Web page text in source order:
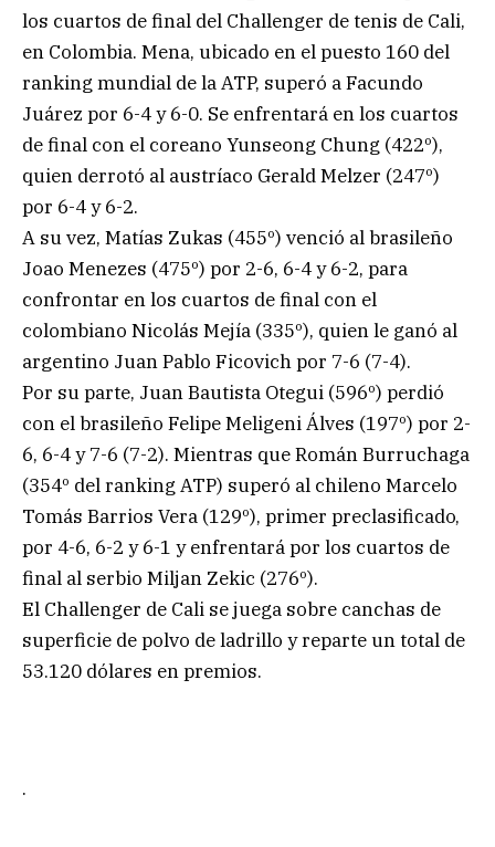
los cuartos de final del Challenger de tenis de Cali,
en Colombia. Mena, ubicado en el puesto 160 del
ranking mundial de la ATP, superó a Facundo
Juárez por 6-4 y 6-0. Se enfrentará en los cuartos
de final con el coreano Yunseong Chung (422º),
quien derrotó al austríaco Gerald Melzer (247º)
por 6-4 y 6-2.
A su vez, Matías Zukas (455º) venció al brasileño
Joao Menezes (475º) por 2-6, 6-4 y 6-2, para
confrontar en los cuartos de final con el
colombiano Nicolás Mejía (335º), quien le ganó al
argentino Juan Pablo Ficovich por 7-6 (7-4).
Por su parte, Juan Bautista Otegui (596º) perdió
con el brasileño Felipe Meligeni Álves (197º) por 2-
6, 6-4 y 7-6 (7-2). Mientras que Román Burruchaga
(354º del ranking ATP) superó al chileno Marcelo
Tomás Barrios Vera (129º), primer preclasificado,
por 4-6, 6-2 y 6-1 y enfrentará por los cuartos de
final al serbio Miljan Zekic (276º).
El Challenger de Cali se juega sobre canchas de
superficie de polvo de ladrillo y reparte un total de
53.120 dólares en premios.
.